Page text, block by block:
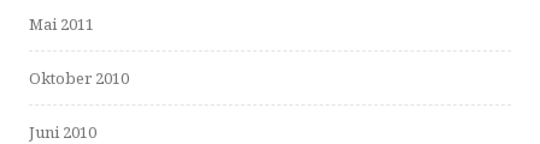
Mai 2011
Oktober 2010
Juni 2010